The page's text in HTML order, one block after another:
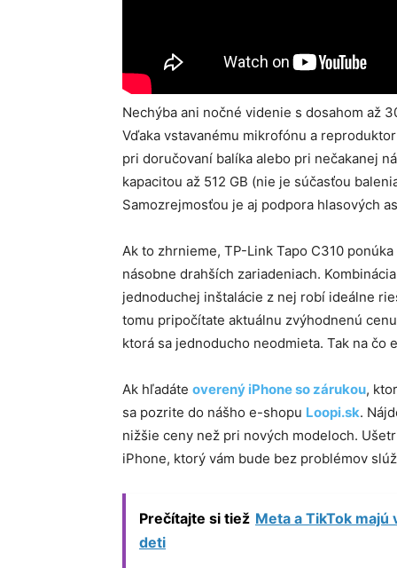
Nechýba ani nočné videnie s dosahom až
Vďaka vstavanému mikrofónu a
pri doručovaní balíka alebo pri nečakanej
kapacitou až 512 GB (nie je súčasťou
Samozrejmosťou je aj podpora hlasových
Ak to zhrnieme, TP-Link Tapo C310
násobne drahších zariadeniach.
jednoduchej inštalácie z nej robí ideálne
tomu pripočítate aktuálnu zvýhodnenú cenu
ktorá sa jednoducho neodmieta. Tak na čo
Ak hľadáte overený iPhone so zárukou,
sa pozrite do nášho e-shopu Loopi.sk.
nižšie ceny než pri nových modeloch.
iPhone, ktorý vám bude bez problémov
Prečítajte si tiež Meta a TikTok
deti